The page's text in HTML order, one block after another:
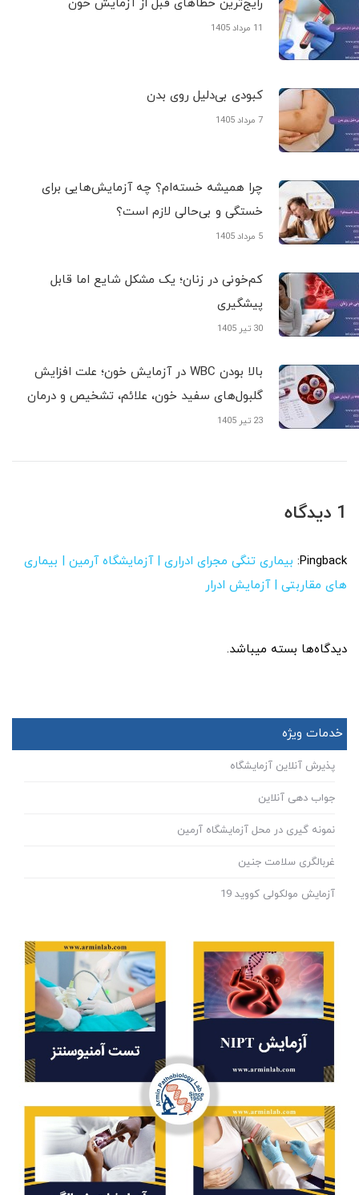
رایج‌ترین خطاهای قبل از آزمایش خون
11 مرداد 1405
کبودی‌ بی‌دلیل روی بدن
7 مرداد 1405
چرا همیشه خسته‌ام؟ چه آزمایش‌هایی برای
خستگی و بی‌حالی لازم است؟
5 مرداد 1405
کم‌خونی در زنان؛ یک مشکل شایع اما قابل
پیشگیری
30 تیر 1405
بالا بودن WBC در آزمایش خون؛ علت افزایش
گلبول‌های سفید خون، علائم، تشخیص و درمان
23 تیر 1405
1 دیدگاه
Pingback: بیماری تنگی مجرای ادراری | آزمایشگاه آرمین | بیماری
های مقاربتی | آزمایش ادرار
دیدگاه‌ها بسته میباشد.
خدمات ویژه
پذیرش آنلاین آزمایشگاه
جواب دهی آنلاین
نمونه گیری در محل آزمایشگاه آرمین
غربالگری سلامت جنین
آزمایش مولکولی کووید 19